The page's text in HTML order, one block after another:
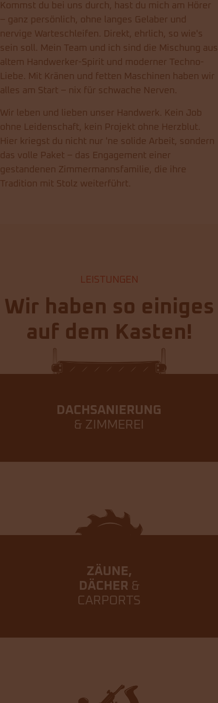
Kommst du bei uns durch, hast du mich am Hörer
– ganz persönlich, ohne langes Gelaber und
nervige Warteschleifen. Direkt, ehrlich, so wie's
sein soll. Mein Team und ich sind die Mischung aus
altem Handwerker-Spirit und moderner Techno-
Liebe. Mit Kränen und fetten Maschinen haben wir
alles am Start – nix für schwache Nerven.
Wir leben und lieben unser Handwerk. Kein Job
ohne Leidenschaft, kein Projekt ohne Herzblut.
Hier kriegst du nicht nur 'ne solide Arbeit, sondern
das volle Paket – das Engagement einer
gestandenen Zimmermannsfamilie, die ihre
Tradition mit Stolz weiterführt.
Wir haben so einiges
auf dem Kasten!
LEISTUNGEN
DACHSANIERUNG
& ZIMMEREI
ZÄUNE,
DÄCHER &
CARPORTS